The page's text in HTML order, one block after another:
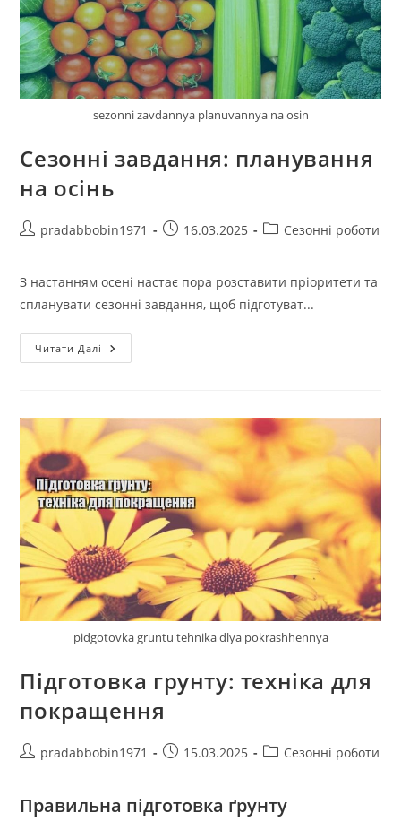
sezonni zavdannya planuvannya na osin
Сезонні завдання: планування
на осінь
Авторpradabbobin1971
Запис16.03.2025
Категорія
Сезонні роботи
З настанням осені настає пора розставити пріоритети та
спланувати сезонні завдання, щоб підготуват...
Читати Далі Сезонні
Завдання:
pidgotovka gruntu tehnika dlya pokrashhennya
Підготовка грунту: техніка для
покращення
Авторpradabbobin1971
Запис15.03.2025
Категорія
Сезонні роботи
Правильна підготовка ґрунту